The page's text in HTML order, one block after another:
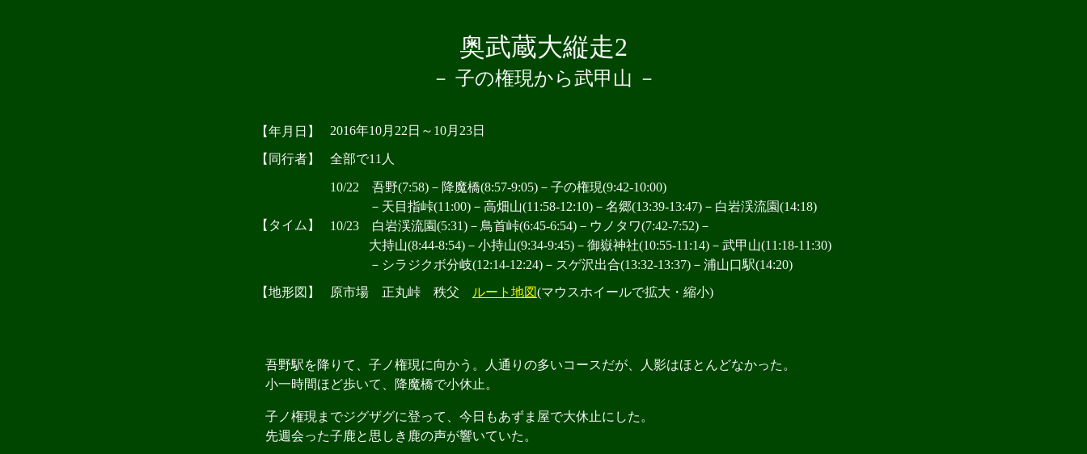
奥武蔵大縦走2
－ 子の権現から武甲山 －
【年月日】 2016年10月22日～10月23日
【同行者】 全部で11人
【タイム】
10/22 吾野(7:58)－降魔橋(8:57-9:05)－子の権現(9:42-10:00)
－天目指峠(11:00)－高畑山(11:58-12:10)－名郷(13:39-13:47)－白岩渓流園(14:18)
10/23 白岩渓流園(5:31)－鳥首峠(6:45-6:54)－ウノタワ(7:42-7:52)－
大持山(8:44-8:54)－小持山(9:34-9:45)－御嶽神社(10:55-11:14)－武甲山(11:18-11:30)
－シラジクボ分岐(12:14-12:24)－スゲ沢出合(13:32-13:37)－浦山口駅(14:20)
【地形図】
原市場 正丸峠 秩父 ルート地図(マウスホイールで拡大・縮小)
吾野駅を降りて、子ノ権現に向かう。人通りの多いコースだが、人影はほとんどなかった。
小一時間ほど歩いて、降魔橋で小休止。
子ノ権現までジグザグに登って、今日もあずま屋で大休止にした。
先週会った子鹿と思しき鹿の声が響いていた。